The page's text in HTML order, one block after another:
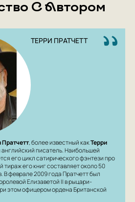
С Автором
ТЕРРИ ПРАТЧЕТТ
, более известный какТерри
писатель. Наибольшей
его цикл сатирического фэнтези про
его книг составляет около 50
В феврале 2009 года Пратчетт был
Елизаветой II в рыцари-
этом офицером ордена Британской